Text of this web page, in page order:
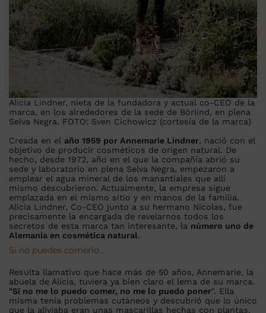
Alicia Lindner, nieta de la fundadora y actual co-CEO de la
marca, en los alrededores de la sede de Börlind, en plena
Selva Negra. FOTO: Sven Cichowicz (cortesía de la marca)
Creada en el año 1959 por Annemarie Lindner, nació con el
objetivo de producir cosméticos de origen natural. De
hecho, desde 1972, año en el que la compañía abrió su
sede y laboratorio en plena Selva Negra, empezaron a
emplear el agua mineral de los manantiales que allí
mismo descubrieron. Actualmente, la empresa sigue
emplazada en el mismo sitio y en manos de la familia.
Alicia Lindner, Co-CEO junto a su hermano Nicolas, fue
precisamente la encargada de revelarnos todos los
secretos de esta marca tan interesante, la número uno de
Alemania en cosmética natural.
Si no puedes comerlo...
Resulta llamativo que hace más de 50 años, Annemarie, la
abuela de Alicia, tuviera ya bien claro el lema de su marca.
"Si no me lo puedo comer, no me lo puedo poner". Ella
misma tenía problemas cutáneos y descubrió que lo único
que la aliviaba eran unas mascarillas hechas con plantas.